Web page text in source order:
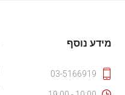
מידע נוסף
03-5166919